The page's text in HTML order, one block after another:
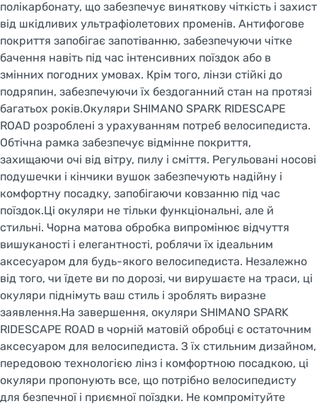
полікарбонату, що забезпечує виняткову чіткість і захист
від шкідливих ультрафіолетових променів. Антифогове
покриття запобігає запотіванню, забезпечуючи чітке
бачення навіть під час інтенсивних поїздок або в
змінних погодних умовах. Крім того, лінзи стійкі до
подряпин, забезпечуючи їх бездоганний стан на протязі
багатьох років.Окуляри SHIMANO SPARK RIDESCAPE
ROAD розроблені з урахуванням потреб велосипедиста.
Обтічна рамка забезпечує відмінне покриття,
захищаючи очі від вітру, пилу і сміття. Регульовані носові
подушечки і кінчики вушок забезпечують надійну і
комфортну посадку, запобігаючи ковзанню під час
поїздок.Ці окуляри не тільки функціональні, але й
стильні. Чорна матова обробка випромінює відчуття
вишуканості і елегантності, роблячи їх ідеальним
аксесуаром для будь-якого велосипедиста. Незалежно
від того, чи їдете ви по дорозі, чи вирушаєте на траси, ці
окуляри піднімуть ваш стиль і зроблять виразне
заявлення.На завершення, окуляри SHIMANO SPARK
RIDESCAPE ROAD в чорній матовій обробці є остаточним
аксесуаром для велосипедиста. З їх стильним дизайном,
передовою технологією лінз і комфортною посадкою, ці
окуляри пропонують все, що потрібно велосипедисту
для безпечної і приємної поїздки. Не компромітуйте